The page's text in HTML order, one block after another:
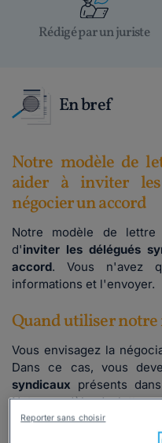
Rédigé par un juriste
En bref
Notre modèle de
aider à inviter
négocier un accord
Notre modèle de
d'inviter les délégués
accord. Vous n'avez
informations et l'envoyer.
Quand utiliser notre
Vous envisagez la
Dans ce cas, vous
syndicaux présents
Notre modèle de lettre
réaliser cette démarche.
Reporter sans choisir